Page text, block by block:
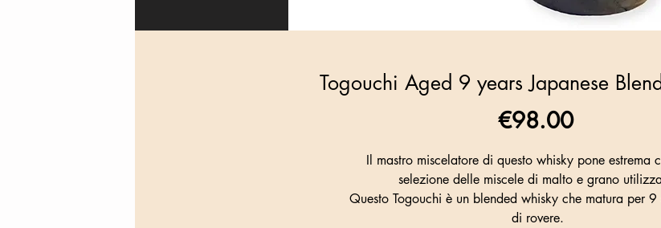
Togouchi Aged 9 years Japanese
€98.00Price
Il mastro miscelatore di questo whisky pone estrema
selezione delle miscele di malto e grano
Questo Togouchi è un blended whisky che matura per
di rovere.